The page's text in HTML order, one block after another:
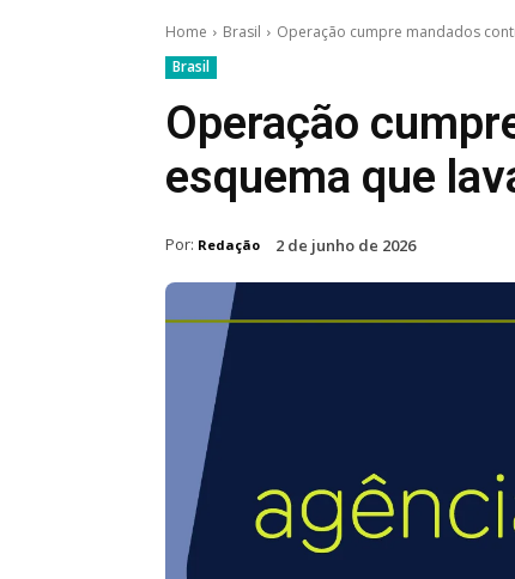
Home Brasil
Operação cumpre mandados
Brasil
Operação
esquema que
Por: Redação 2 de junho de 2026